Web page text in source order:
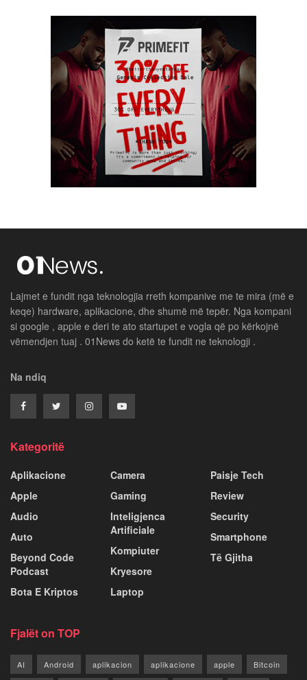
Lajmet e fundit nga teknologjia rreth kompanive me te mira (më e
keqe) hardware, aplikacione, dhe shumë më tepër. Nga kompani
si google , apple e deri te ato startupet e vogla që po kërkojnë
vëmendjen tuaj . 01News do ketë te fundit ne teknologji .
Na ndiq
Kategoritë
Aplikacione
Apple
Audio
Auto
Beyond Code
Podcast
Bota E Kriptos
Camera
Gaming
Inteligjenca
Artificiale
Kompiuter
Kryesore
Laptop
Paisje Tech
Review
Security
Smartphone
Të Gjitha
Fjalët on TOP
AI Android aplikacion aplikacione apple Bitcoin